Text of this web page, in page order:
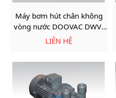
Máy bơm hút chân không
vòng nước DOOVAC DWV-
400-0.75KW
LIÊN HỆ